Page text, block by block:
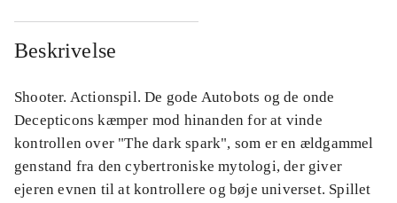
Beskrivelse
Shooter. Actionspil. De gode Autobots og de onde
Decepticons kæmper mod hinanden for at vinde
kontrollen over "The dark spark", som er en ældgammel
genstand fra den cybertroniske mytologi, der giver
ejeren evnen til at kontrollere og bøje universet. Spillet